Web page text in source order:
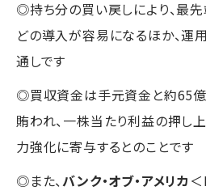
◎持ち分の買い戻しにより、最先
どの導入が容易になるほか、運
通しです
◎買収資金は手元資金と約65
賄われ、一株当たり利益の押し
力強化に寄与するとのことです
◎また、 バンク・オブ・アメリカ